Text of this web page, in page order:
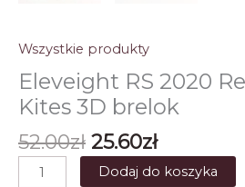
Wszystkie produkty
Eleveight RS 2020
Kites 3D brelok
52.00zł Pierwotna
cena
25.60złAktualna
cena
ilość
Dodaj do koszyka